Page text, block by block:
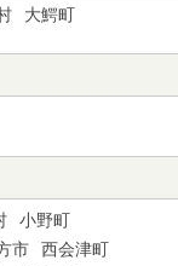
大鰐町
小野町
市
西会津町